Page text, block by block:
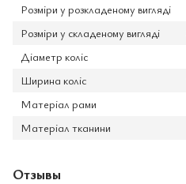
Розміри у розкладеному вигляді
Розміри у складеному вигляді
Діаметр коліс
Ширина коліс
Матеріал рами
Матеріал тканини
Отзывы